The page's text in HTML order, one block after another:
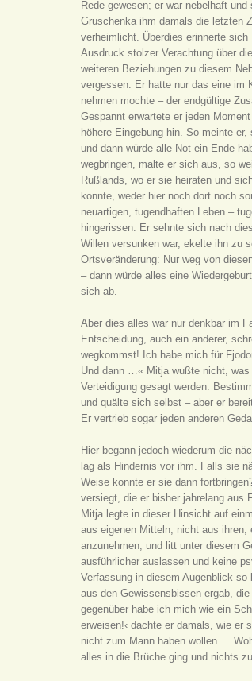
Rede gewesen; er war nebelhaft
Gruschenka ihm damals die letzten
verheimlicht. Überdies erinnerte
Ausdruck stolzer Verachtung über
weiteren Beziehungen zu diesem
vergessen. Er hatte nur das eine im
nehmen mochte – der endgültige
Gespannt erwartete er jeden
höhere Eingebung hin. So meinte
und dann würde alle Not ein Ende
wegbringen, malte er sich aus, so
Rußlands, wo er sie heiraten und
konnte, weder hier noch dort noch
neuartigen, tugendhaften Leben –
hingerissen. Er sehnte sich nach
Willen versunken war, ekelte ihn zu
Ortsveränderung: Nur weg von
– dann würde alles eine
sich ab.
Aber dies alles war nur denkbar im
Entscheidung, auch ein anderer,
wegkommst! Ich habe mich für
Und dann …« Mitja wußte nicht,
Verteidigung gesagt werden.
und quälte sich selbst – aber er
Er vertrieb sogar jeden anderen
Hier begann jedoch wiederum die
lag als Hindernis vor ihm. Falls sie
Weise konnte er sie dann
versiegt, die er bisher jahrelang aus
Mitja legte in dieser Hinsicht auf
aus eigenen Mitteln, nicht aus
anzunehmen, und litt unter diesem
ausführlicher auslassen und keine
Verfassung in diesem Augenblick
aus den Gewissensbissen ergab,
gegenüber habe ich mich wie ein
erweisen!‹ dachte er damals, wie er
nicht zum Mann haben wollen …
alles in die Brüche ging und nichts